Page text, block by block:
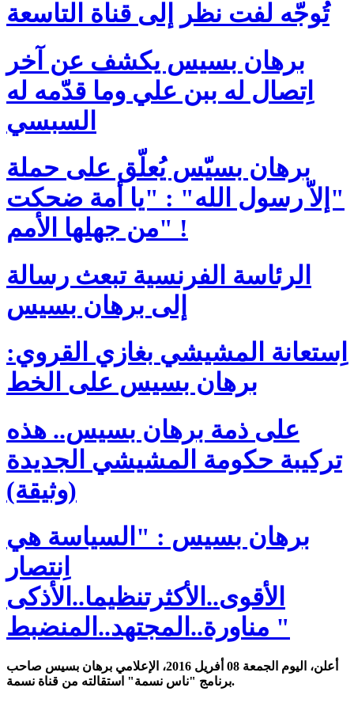
تُوجّه لفت نظر إلى قناة التاسعة
برهان بسيس يكشف عن آخر
اِتصال له ببن علي وما قدّمه له
السبسي
برهان بسيّس يُعلّق على حملة
"إلاّ رسول الله" : "يا أمة ضحكت
من جهلها الأمم" !
الرئاسة الفرنسية تبعث رسالة
إلى برهان بسيس
اِستعانة المشيشي بغازي القروي:
برهان بسيس على الخط
على ذمة برهان بسيس.. هذه
تركيبة حكومة المشيشي الجديدة
(وثيقة)
برهان بسيس : "السياسة هي
اِنتصار
الأقوى..الأكثرتنظيما..الأذكى
مناورة..المجتهد..المنضبط "
أعلن، اليوم الجمعة 08 أفريل 2016، الإعلامي برهان بسيس صاحب
برنامج "ناس نسمة" استقالته من قناة نسمة.